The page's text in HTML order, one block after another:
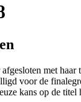
met
voor de
kans op de